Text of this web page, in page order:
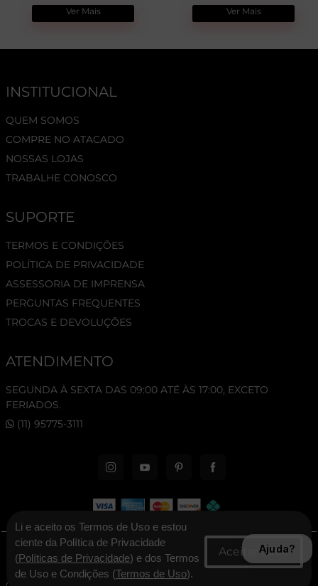
Ver Mais Ver Mais
INSTITUCIONAL
QUEM SOMOS
COMPRE NO ATACADO
NOSSAS LOJAS
TRABALHE CONOSCO
SUPORTE
TERMOS E CONDIÇÕES
POLÍTICA DE PRIVACIDADE
ASSESSORIA DE IMPRENSA
PERGUNTAS FREQUENTES
TROCAS E DEVOLUÇÕES
ATENDIMENTO
SEGUNDA À SEXTA DAS 09:00 ATÉ ÀS 17:00, EXCETO
FERIADOS.
(11) 95775-3111
© 2026 New Era Cap. Todos os direitos reservados.
Li e aceito os Termos de Uso e estou
ciente da Política de Privacidade
(Políticas de Privacidade) e dos Termos
de Uso e Condições (Termos de Uso).
Ajuda?